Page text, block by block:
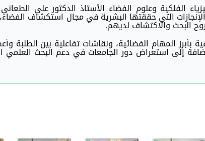
الفلكية وعلوم الفضاء الأستاذ الدكتور علي
التي حققتها البشرية في مجال استكشاف
البحث والاكتشاف لديهم.
بأبرز المهام الفضائية، ونقاشات تفاعلية بين الطلبة
إلى استعراض دور الجامعات في دعم البحث